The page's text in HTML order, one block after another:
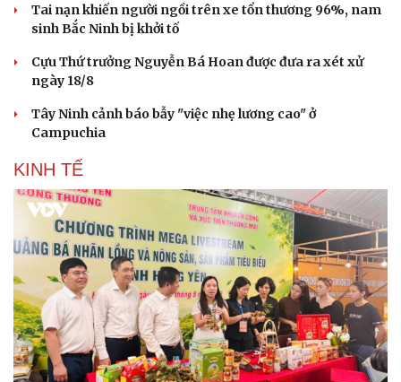
Tai nạn khiến người ngồi trên xe tổn thương 96%, nam
sinh Bắc Ninh bị khởi tố
Cựu Thứ trưởng Nguyễn Bá Hoan được đưa ra xét xử
ngày 18/8
Tây Ninh cảnh báo bẫy "việc nhẹ lương cao" ở
Campuchia
KINH TẾ